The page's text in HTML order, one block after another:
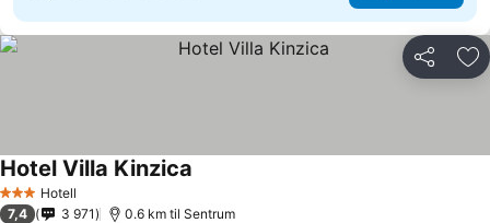
Del
3 StjernerHotell
Hotel Villa Kinzica
7,4 3 971 0.6 km til Sentrum